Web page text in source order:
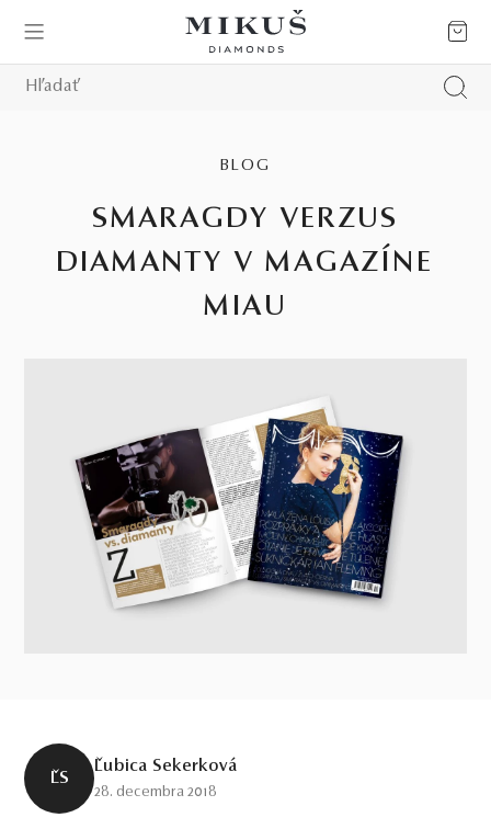
BLOG
SMARAGDY VERZUS
DIAMANTY V MAGAZÍNE
MIAU
ĽS
Ľubica Sekerková
28. decembra 2018